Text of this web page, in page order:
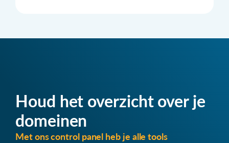
Houd het overzicht over je
domeinen
Met ons control panel heb je alle tools